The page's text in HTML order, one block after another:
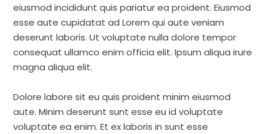
eiusmod incididunt quis pariatur ea proident. Eiusmod
esse aute cupidatat ad Lorem qui aute veniam
deserunt laboris. Ut voluptate nulla dolore tempor
consequat ullamco enim officia elit. Ipsum aliqua irure
magna aliqua elit.
Dolore labore sit eu quis proident minim eiusmod
aute. Minim deserunt sunt esse eu id voluptate
voluptate ea enim. Et ex laboris in sunt esse